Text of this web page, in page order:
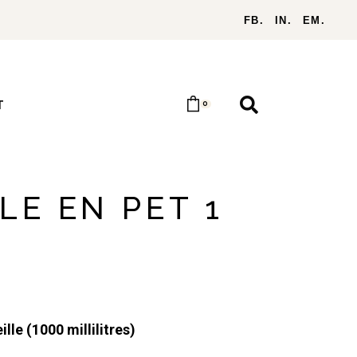
FB. IN. EM.
0
EN PET 1
(1000 millilitres)